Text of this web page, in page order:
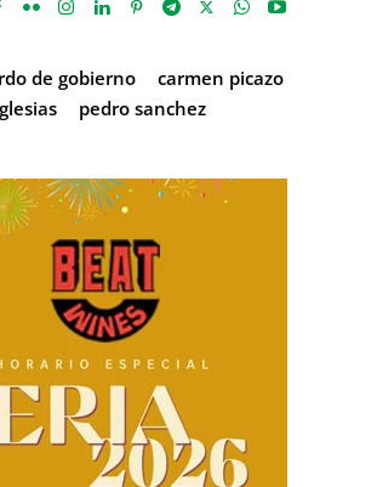
de gobierno
carmen picazo
pedro sanchez